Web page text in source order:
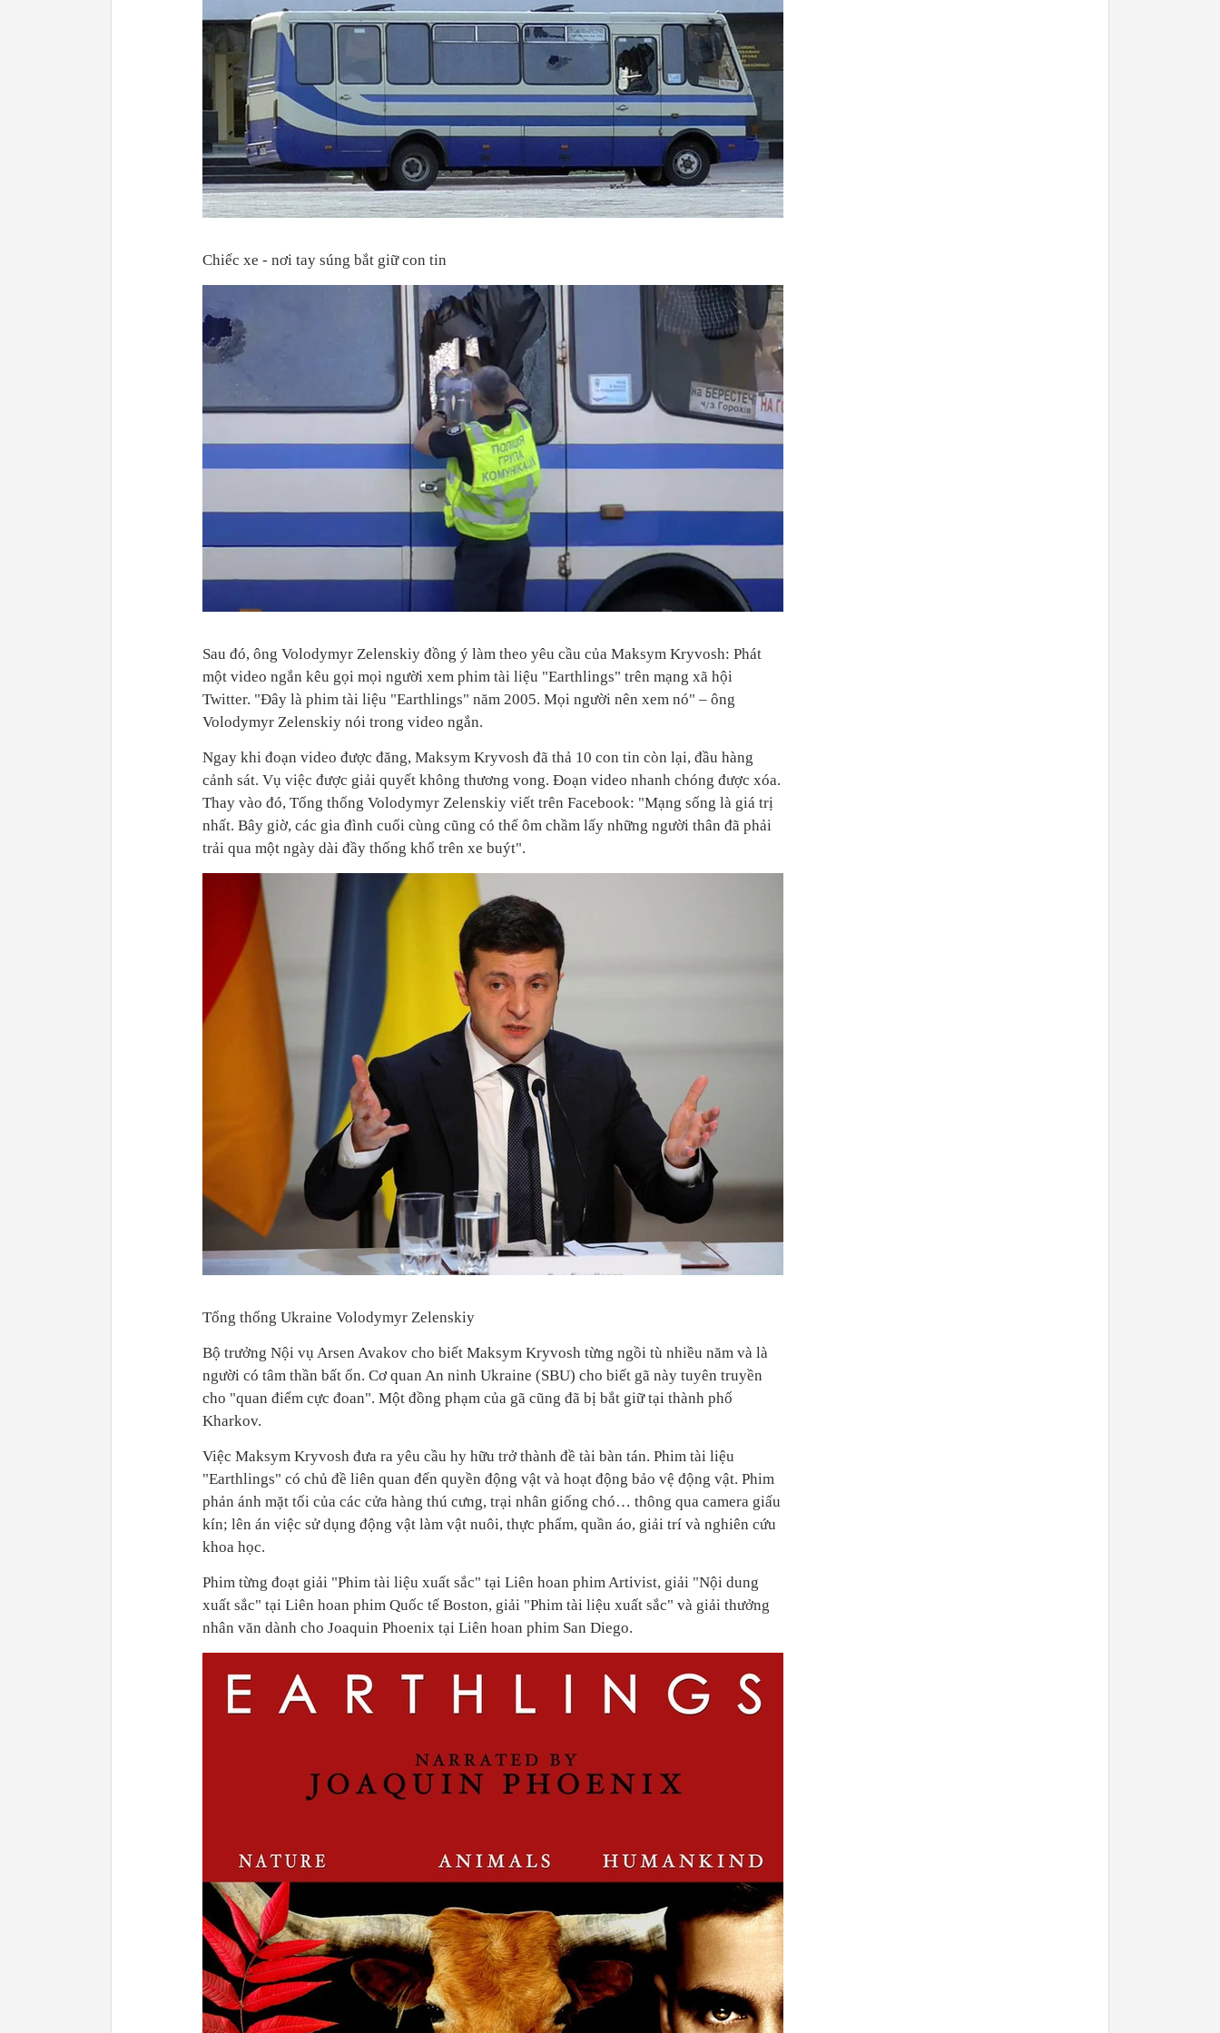
Chiếc xe - nơi tay súng bắt giữ con tin
Sau đó, ông Volodymyr Zelenskiy đồng ý làm theo yêu cầu của Maksym Kryvosh: Phát
một video ngắn kêu gọi mọi người xem phim tài liệu "Earthlings" trên mạng xã hội
Twitter. "Đây là phim tài liệu "Earthlings" năm 2005. Mọi người nên xem nó" – ông
Volodymyr Zelenskiy nói trong video ngắn.
Ngay khi đoạn video được đăng, Maksym Kryvosh đã thả 10 con tin còn lại, đầu hàng
cảnh sát. Vụ việc được giải quyết không thương vong. Đoạn video nhanh chóng được xóa.
Thay vào đó, Tổng thống Volodymyr Zelenskiy viết trên Facebook: "Mạng sống là giá trị
nhất. Bây giờ, các gia đình cuối cùng cũng có thể ôm chầm lấy những người thân đã phải
trải qua một ngày dài đầy thống khổ trên xe buýt".
Tổng thống Ukraine Volodymyr Zelenskiy
Bộ trưởng Nội vụ Arsen Avakov cho biết Maksym Kryvosh từng ngồi tù nhiều năm và là
người có tâm thần bất ổn. Cơ quan An ninh Ukraine (SBU) cho biết gã này tuyên truyền
cho "quan điểm cực đoan". Một đồng phạm của gã cũng đã bị bắt giữ tại thành phố
Kharkov.
Việc Maksym Kryvosh đưa ra yêu cầu hy hữu trở thành đề tài bàn tán. Phim tài liệu
"Earthlings" có chủ đề liên quan đến quyền động vật và hoạt động bảo vệ động vật. Phim
phản ánh mặt tối của các cửa hàng thú cưng, trại nhân giống chó… thông qua camera giấu
kín; lên án việc sử dụng động vật làm vật nuôi, thực phẩm, quần áo, giải trí và nghiên cứu
khoa học.
Phim từng đoạt giải "Phim tài liệu xuất sắc" tại Liên hoan phim Artivist, giải "Nội dung
xuất sắc" tại Liên hoan phim Quốc tế Boston, giải "Phim tài liệu xuất sắc" và giải thưởng
nhân văn dành cho Joaquin Phoenix tại Liên hoan phim San Diego.